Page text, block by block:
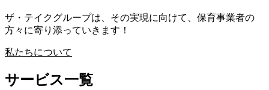
ザ・テイクグループは、その実現に向けて、保育事業者の
方々に寄り添っていきます！
私たちについて
サービス一覧